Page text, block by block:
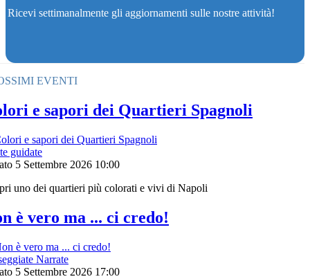
Ricevi settimanalmente gli aggiornamenti sulle nostre attività!
EVENTI
e sapori dei Quartieri Spagnoli
guidate
5 Settembre 2026 10:00
uno dei quartieri più colorati e vivi di Napoli
è vero ma ... ci credo!
Narrate
5 Settembre 2026 17:00